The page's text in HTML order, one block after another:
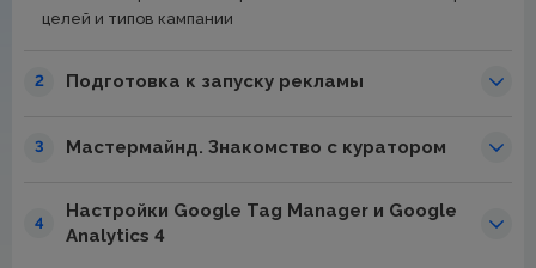
целей и типов кампании
2 Подготовка к запуску рекламы
3 Мастермайнд. Знакомство с куратором
4
Настройки Google Tag Manager и Google
Analytics 4